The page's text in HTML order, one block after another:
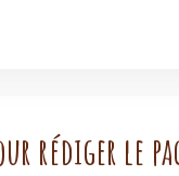
rédiger le